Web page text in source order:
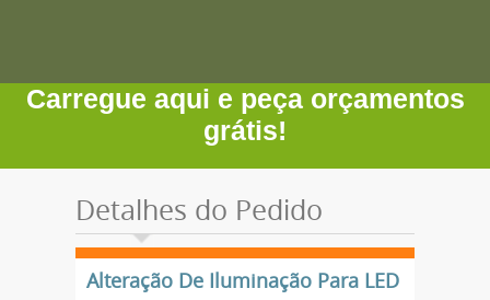
Carregue aqui e peça orçamentos
grátis!
Detalhes do Pedido
Alteração De Iluminação Para LED